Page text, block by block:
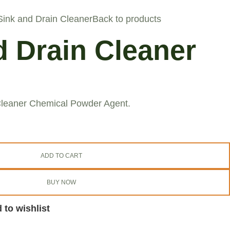
and Drain CleanerBack to products
Drain Cleaner
Chemical Powder Agent.
ADD TO CART
BUY NOW
to wishlist